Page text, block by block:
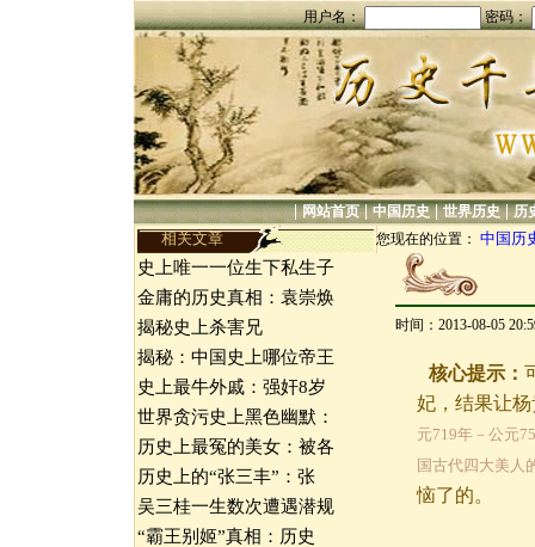
用户名： 密码：
|网站首页|中国历史|世界历史|历
相关文章 您现在的位置： 中国历
史上唯一一位生下私生子
金庸的历史真相：袁崇焕
揭秘史上杀害兄
揭秘：中国史上哪位帝王
史上最牛外戚：强奸8岁
世界贪污史上黑色幽默：
历史上最冤的美女：被各
历史上的“张三丰”：张
吴三桂一生数次遭遇潜规
“霸王别姬”真相：历史
时间：2013-08-05
核心提示：
妃，结果让
元719年－公元
国古代四大美人
恼了的。